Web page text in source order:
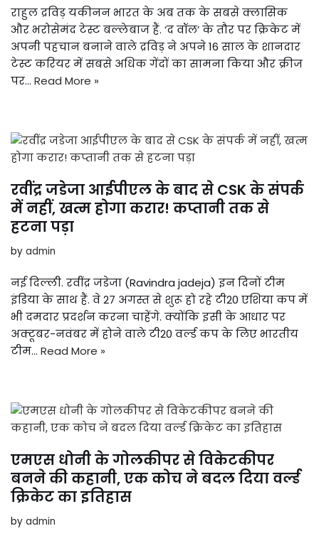
राहुल द्रविड़ यकीनन भारत के अब तक के सबसे क्लासिक
और भरोसेमंद टेस्ट बल्लेबाज हैं. ‘द वॉल’ के तौर पर क्रिकेट में
अपनी पहचान बनाने वाले द्रविड़ ने अपने 16 साल के शानदार
टेस्ट करियर में सबसे अधिक गेंदों का सामना किया और क्रीज
पर… Read More »
रवींद्र जडेजा आईपीएल के बाद से CSK के संपर्क
में नहीं, खत्म होगा करार! कप्तानी तक से
हटना पड़ा
by admin
नई दिल्ली. रवींद्र जडेजा (Ravindra jadeja) इन दिनों टीम
इंडिया के साथ हैं. वे 27 अगस्त से शुरू हो रहे टी20 एशिया कप में
भी दमदार प्रदर्शन करना चाहेंगे. क्योंकि इसी के आधार पर
अक्टूबर-नवंबर में होने वाले टी20 वर्ल्ड कप के लिए भारतीय
टीम… Read More »
एमएस धोनी के गोलकीपर से विकेटकीपर
बनने की कहानी, एक कोच ने बदल दिया वर्ल्ड
क्रिकेट का इतिहास
by admin